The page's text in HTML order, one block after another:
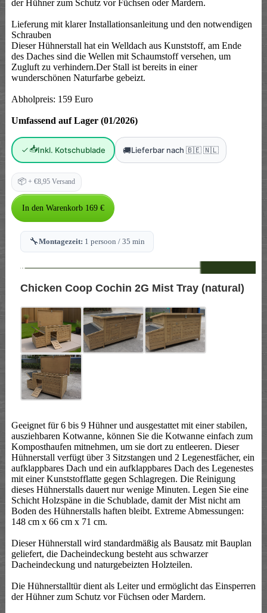
der Hühner zum Schutz vor Füchsen oder Mardern.
Lieferung mit klarer Installationsanleitung und den notwendigen
Schrauben
Dieser Hühnerstall hat ein Welldach aus Kunststoff, am Ende
des Daches sind die Wellen mit Schaumstoff versehen, um
Zugluft zu verhindern.Der Stall ist bereits in einer
wunderschönen Naturfarbe gebeizt.
Abholpreis: 159 Euro
Umfassend auf Lager (01/2026)
📥Inkl. Kotschublade 🚚Lieferbar nach 🇧🇪 🇳🇱
📦 + €8,95 Versand
🔧Montagezeit: 1 persoon / 35 min
--
Chicken Coop Cochin 2G Mist Tray (natural)
Geeignet für 6 bis 9 Hühner und ausgestattet mit einer stabilen,
ausziehbaren Kotwanne, können Sie die Kotwanne einfach zum
Komposthaufen mitnehmen, um sie dort zu entleeren. Dieser
Hühnerstall verfügt über 3 Sitzstangen und 2 Legenestfächer, ein
aufklappbares Dach und ein aufklappbares Dach des Legenestes
mit einer Kunststofflatte gegen Schlagregen. Die Reinigung
dieses Hühnerstalls dauert nur wenige Minuten. Legen Sie eine
Schicht Holzspäne in die Schublade, damit der Mist nicht am
Boden des Hühnerstalls haften bleibt. Extreme Abmessungen:
148 cm x 66 cm x 71 cm.
Dieser Hühnerstall wird standardmäßig als Bausatz mit Bauplan
geliefert, die Dacheindeckung besteht aus schwarzer
Dacheindeckung und naturgebeizten Holzteilen.
Die Hühnerstalltür dient als Leiter und ermöglicht das Einsperren
der Hühner zum Schutz vor Füchsen oder Mardern.